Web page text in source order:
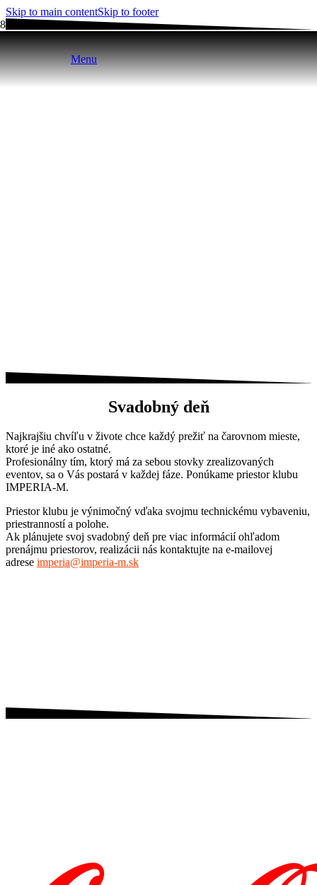
Skip to main contentSkip to footer
Menu
Svadobný deň
Najkrajšiu chvíľu v živote chce každý prežiť na čarovnom mieste,
ktoré je iné ako ostatné.
Profesionálny tím, ktorý má za sebou stovky zrealizovaných
eventov, sa o Vás postará v každej fáze. Ponúkame priestor klubu
IMPERIA-M.
Priestor klubu je výnimočný vďaka svojmu technickému vybaveniu,
priestranností a polohe.
Ak plánujete svoj svadobný deň pre viac informácií ohľadom
prenájmu priestorov, realizácii nás kontaktujte na e-mailovej
adrese imperia@imperia-m.sk